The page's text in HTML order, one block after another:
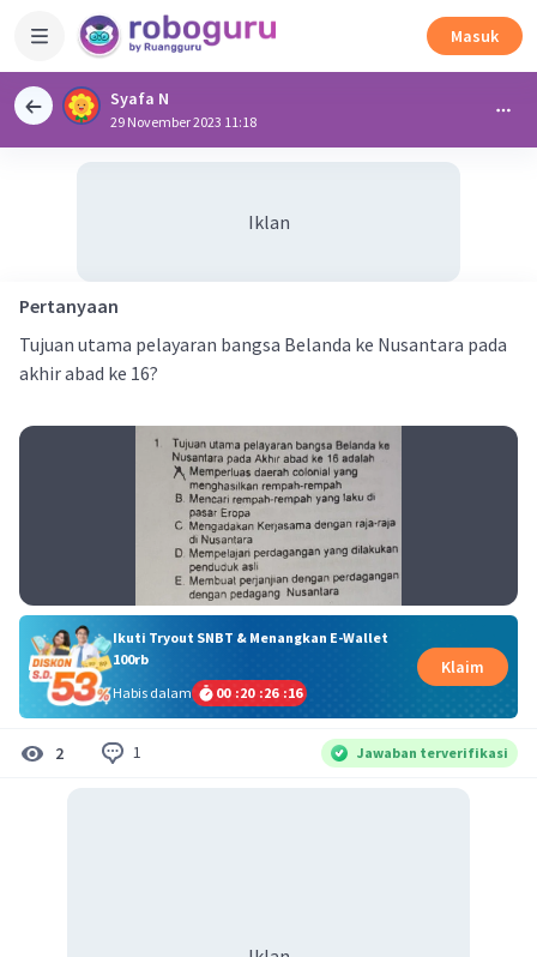
Masuk
Syafa N
29 November 2023 11:18
Iklan
Pertanyaan
Tujuan utama pelayaran bangsa Belanda ke Nusantara pada
akhir abad ke 16?
Ikuti Tryout SNBT & Menangkan E-Wallet
100rb
Habis dalam
00 :20 :26 :16
Klaim
2 1 Jawaban terverifikasi